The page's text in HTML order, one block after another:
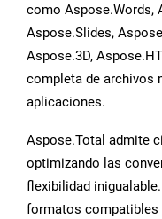
como Aspose.Words,
Aspose.Slides,
Aspose.3D,
completa de archivos
aplicaciones.
Aspose.Total admite
optimizando las
flexibilidad
formatos compatibles